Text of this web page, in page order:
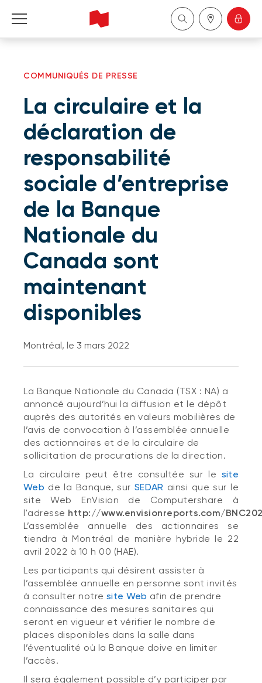
À propos de nous
Devenir client
English
COMMUNIQUÉS DE PRESSE
La circulaire et la
déclaration de
responsabilité
sociale d’entreprise
de la Banque
Nationale du
Canada sont
maintenant
disponibles
Montréal, le 3 mars 2022
La Banque Nationale du Canada (TSX : NA) a
annoncé aujourd’hui la diffusion et le dépôt
auprès des autorités en valeurs mobilières de
l’avis de convocation à l’assemblée annuelle
des actionnaires et de la circulaire de
sollicitation de procurations de la direction.
La circulaire peut être consultée sur le site
Web de la Banque, surSEDAR ainsi que sur le
site Web EnVision de Computershare à
l'adresse http://www.envisionreports.com/
L’assemblée annuelle des actionnaires se
tiendra à Montréal de manière hybride le 22
avril 2022 à 10 h 00 (HAE).
Les participants qui désirent assister à
l’assemblée annuelle en personne sont invités
à consulter notre site Web afin de prendre
connaissance des mesures sanitaires qui
seront en vigueur et vérifier le nombre de
places disponibles dans la salle dans
l’éventualité où la Banque doive en limiter
l’accès.
Il sera également possible d’y participer par